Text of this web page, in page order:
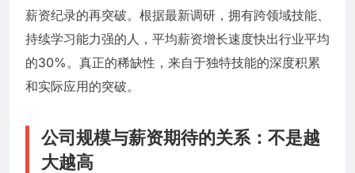
薪资纪录的再突破。根据最新调研，拥有跨领域技能、
持续学习能力强的人，平均薪资增长速度快出行业平均
的30%。真正的稀缺性，来自于独特技能的深度积累
和实际应用的突破。
公司规模与薪资期待的关系：不是越
大越高